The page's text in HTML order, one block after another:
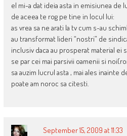
el mi-a dat ideia asta in emisiunea de
de aceea te rog pe tine in locul lui:
as vrea sa ne arati la tv cum s-au
au transformat lideri “nostri” de
inclusiv daca au prosperat material ei
se par cei mai parsivii oamenii si
sa auzim lucrul asta , mai ales inainte
poate am noroc sa citesti.
September 15, 2009 at 11:33